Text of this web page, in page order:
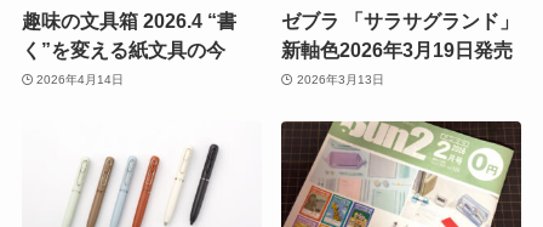
趣味の文具箱 2026.4 “書
く”を変える紙文具の今
2026年4月14日
ゼブラ 「サラサグランド」
新軸色2026年3月19日発売
2026年3月13日